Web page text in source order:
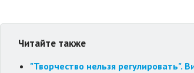
Читайте также
"Творчество нельзя регулировать".